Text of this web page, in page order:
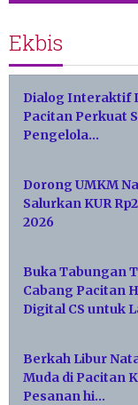
Ekbis
Dialog Interaktif
Pacitan Perkuat
Pengelola…
Dorong UMKM
Salurkan KUR
2026
Buka Tabungan
Cabang Pacitan
Digital CS untuk
Berkah Libur
Muda di Pacitan
Pesanan hi…